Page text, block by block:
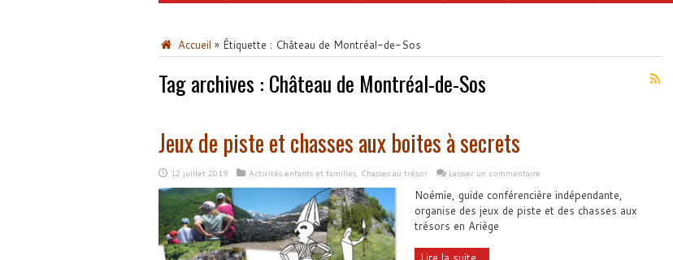
Accueil » Étiquette : Château de Montréal-de-Sos
Tag archives : Château de Montréal-de-Sos
Jeux de piste et chasses aux boites à secrets
12 juillet 2019 Activités enfants et familles, Chasses au trésor Laisser un commentaire
Noémie, guide conférencière indépendante,
organise des jeux de piste et des chasses aux
trésors en Ariège